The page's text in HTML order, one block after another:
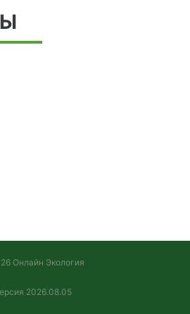
Онлайн Экология
2026.08.05